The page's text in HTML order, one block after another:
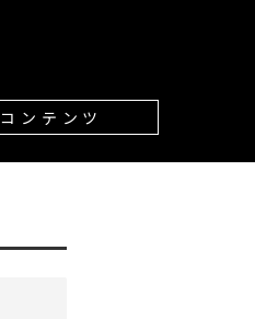
コンテンツ